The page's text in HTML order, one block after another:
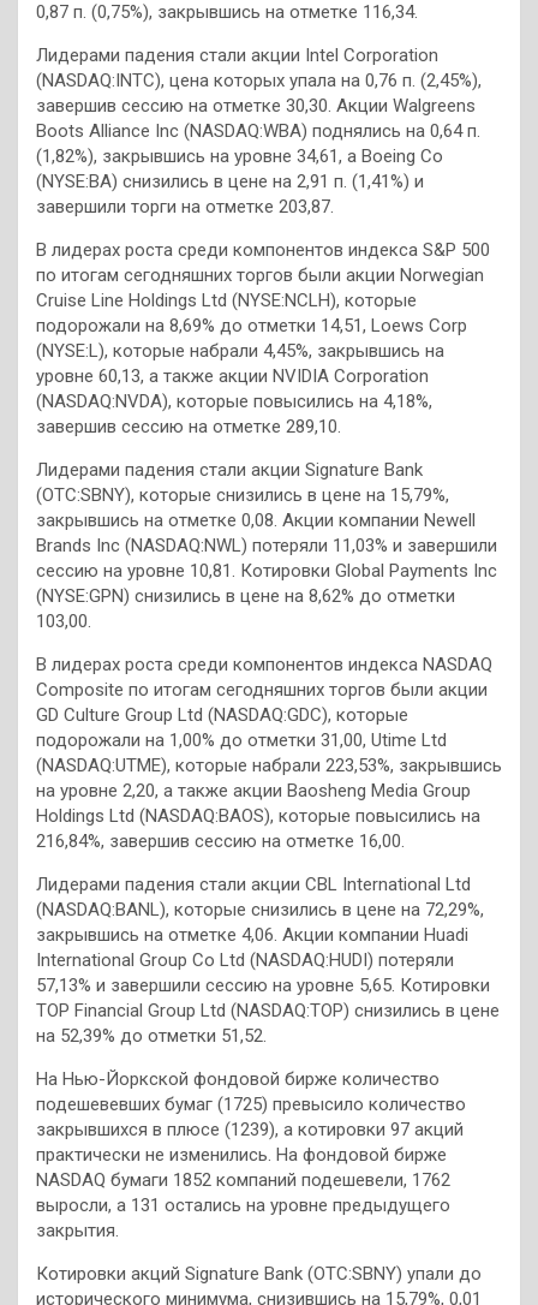
0,87 п. (0,75%), закрывшись на отметке 116,34.
Лидерами падения стали акции Intel Corporation
(NASDAQ:INTC), цена которых упала на 0,76 п. (2,45%),
завершив сессию на отметке 30,30. Акции Walgreens
Boots Alliance Inc (NASDAQ:WBA) поднялись на 0,64 п.
(1,82%), закрывшись на уровне 34,61, а Boeing Co
(NYSE:BA) снизились в цене на 2,91 п. (1,41%) и
завершили торги на отметке 203,87.
В лидерах роста среди компонентов индекса S&P 500
по итогам сегодняшних торгов были акции Norwegian
Cruise Line Holdings Ltd (NYSE:NCLH), которые
подорожали на 8,69% до отметки 14,51, Loews Corp
(NYSE:L), которые набрали 4,45%, закрывшись на
уровне 60,13, а также акции NVIDIA Corporation
(NASDAQ:NVDA), которые повысились на 4,18%,
завершив сессию на отметке 289,10.
Лидерами падения стали акции Signature Bank
(OTC:SBNY), которые снизились в цене на 15,79%,
закрывшись на отметке 0,08. Акции компании Newell
Brands Inc (NASDAQ:NWL) потеряли 11,03% и завершили
сессию на уровне 10,81. Котировки Global Payments Inc
(NYSE:GPN) снизились в цене на 8,62% до отметки
103,00.
В лидерах роста среди компонентов индекса NASDAQ
Composite по итогам сегодняшних торгов были акции
GD Culture Group Ltd (NASDAQ:GDC), которые
подорожали на 1,00% до отметки 31,00, Utime Ltd
(NASDAQ:UTME), которые набрали 223,53%, закрывшись
на уровне 2,20, а также акции Baosheng Media Group
Holdings Ltd (NASDAQ:BAOS), которые повысились на
216,84%, завершив сессию на отметке 16,00.
Лидерами падения стали акции CBL International Ltd
(NASDAQ:BANL), которые снизились в цене на 72,29%,
закрывшись на отметке 4,06. Акции компании Huadi
International Group Co Ltd (NASDAQ:HUDI) потеряли
57,13% и завершили сессию на уровне 5,65. Котировки
TOP Financial Group Ltd (NASDAQ:TOP) снизились в цене
на 52,39% до отметки 51,52.
На Нью-Йоркской фондовой бирже количество
подешевевших бумаг (1725) превысило количество
закрывшихся в плюсе (1239), а котировки 97 акций
практически не изменились. На фондовой бирже
NASDAQ бумаги 1852 компаний подешевели, 1762
выросли, a 131 остались на уровне предыдущего
закрытия.
Котировки акций Signature Bank (OTC:SBNY) упали до
исторического минимума, снизившись на 15,79%, 0,01